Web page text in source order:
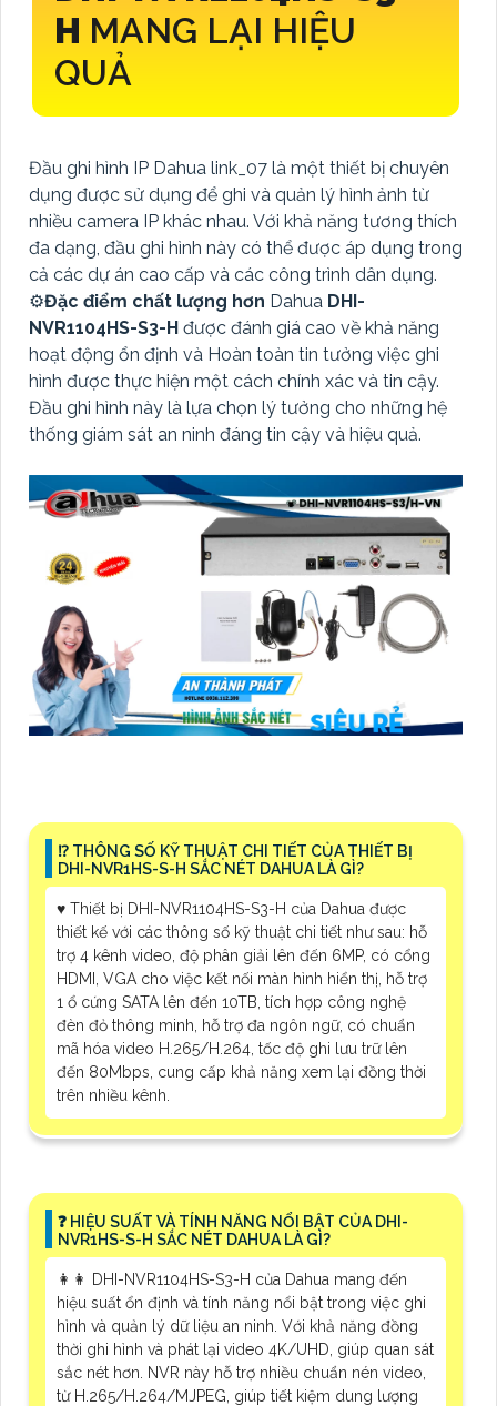
H MANG LẠI HIỆU
QUẢ
Đầu ghi hình IP Dahua link_07 là một thiết bị chuyên
dụng được sử dụng để ghi và quản lý hình ảnh từ
nhiều camera IP khác nhau. Với khả năng tương thích
đa dạng, đầu ghi hình này có thể được áp dụng trong
cả các dự án cao cấp và các công trình dân dụng.
⚙Đặc điểm chất lượng hơn Dahua DHI-
NVR1104HS-S3-H được đánh giá cao về khả năng
hoạt động ổn định và Hoàn toàn tin tưởng việc ghi
hình được thực hiện một cách chính xác và tin cậy.
Đầu ghi hình này là lựa chọn lý tưởng cho những hệ
thống giám sát an ninh đáng tin cậy và hiệu quả.
⁉️ THÔNG SỐ KỸ THUẬT CHI TIẾT CỦA THIẾT BỊ
DHI-NVR1HS-S-H SẮC NÉT DAHUA LÀ GÌ?
♥️ Thiết bị DHI-NVR1104HS-S3-H của Dahua được
thiết kế với các thông số kỹ thuật chi tiết như sau: hỗ
trợ 4 kênh video, độ phân giải lên đến 6MP, có cổng
HDMI, VGA cho việc kết nối màn hình hiển thị, hỗ trợ
1 ổ cứng SATA lên đến 10TB, tích hợp công nghệ
đèn đỏ thông minh, hỗ trợ đa ngôn ngữ, có chuẩn
mã hóa video H.265/H.264, tốc độ ghi lưu trữ lên
đến 80Mbps, cung cấp khả năng xem lại đồng thời
trên nhiều kênh.
️❓ HIỆU SUẤT VÀ TÍNH NĂNG NỔI BẬT CỦA DHI-
NVR1HS-S-H SẮC NÉT DAHUA LÀ GÌ?
️👩‍👩 DHI-NVR1104HS-S3-H của Dahua mang đến
hiệu suất ổn định và tính năng nổi bật trong việc ghi
hình và quản lý dữ liệu an ninh. Với khả năng đồng
thời ghi hình và phát lại video 4K/UHD, giúp quan sát
sắc nét hơn. NVR này hỗ trợ nhiều chuẩn nén video,
từ H.265/H.264/MJPEG, giúp tiết kiệm dung lượng